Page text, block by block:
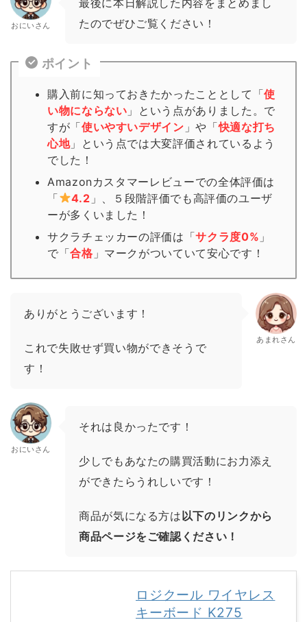
おにいさん
たのでぜひご覧ください！
ポイント
購入前に知っておきたかったこととして「使
い物にならない 」という点がありました。で
すが「使いやすいデザイン 」や「快適な打ち
心地」という点では大変評価されているよう
でした！
Amazonカスタマーレビューでの全体評価は
「
4.2 」、５段階評価でも高評価のユーザ
ーが多くいました！
サクラチェッカーの評価は「サクラ度0% 」
で「合格 」 マーク がついていて安心です！
ありがとうございます！
これで失敗せず買い物ができそうで
す！
あまれさん
おにいさん
それは良かったです！
少しでもあなたの購買活動にお力添え
ができたらうれしいです！
商品が気になる方は以下のリンクから
商品ページをご確認ください！
ロジクール ワイヤレス
キーボード K275